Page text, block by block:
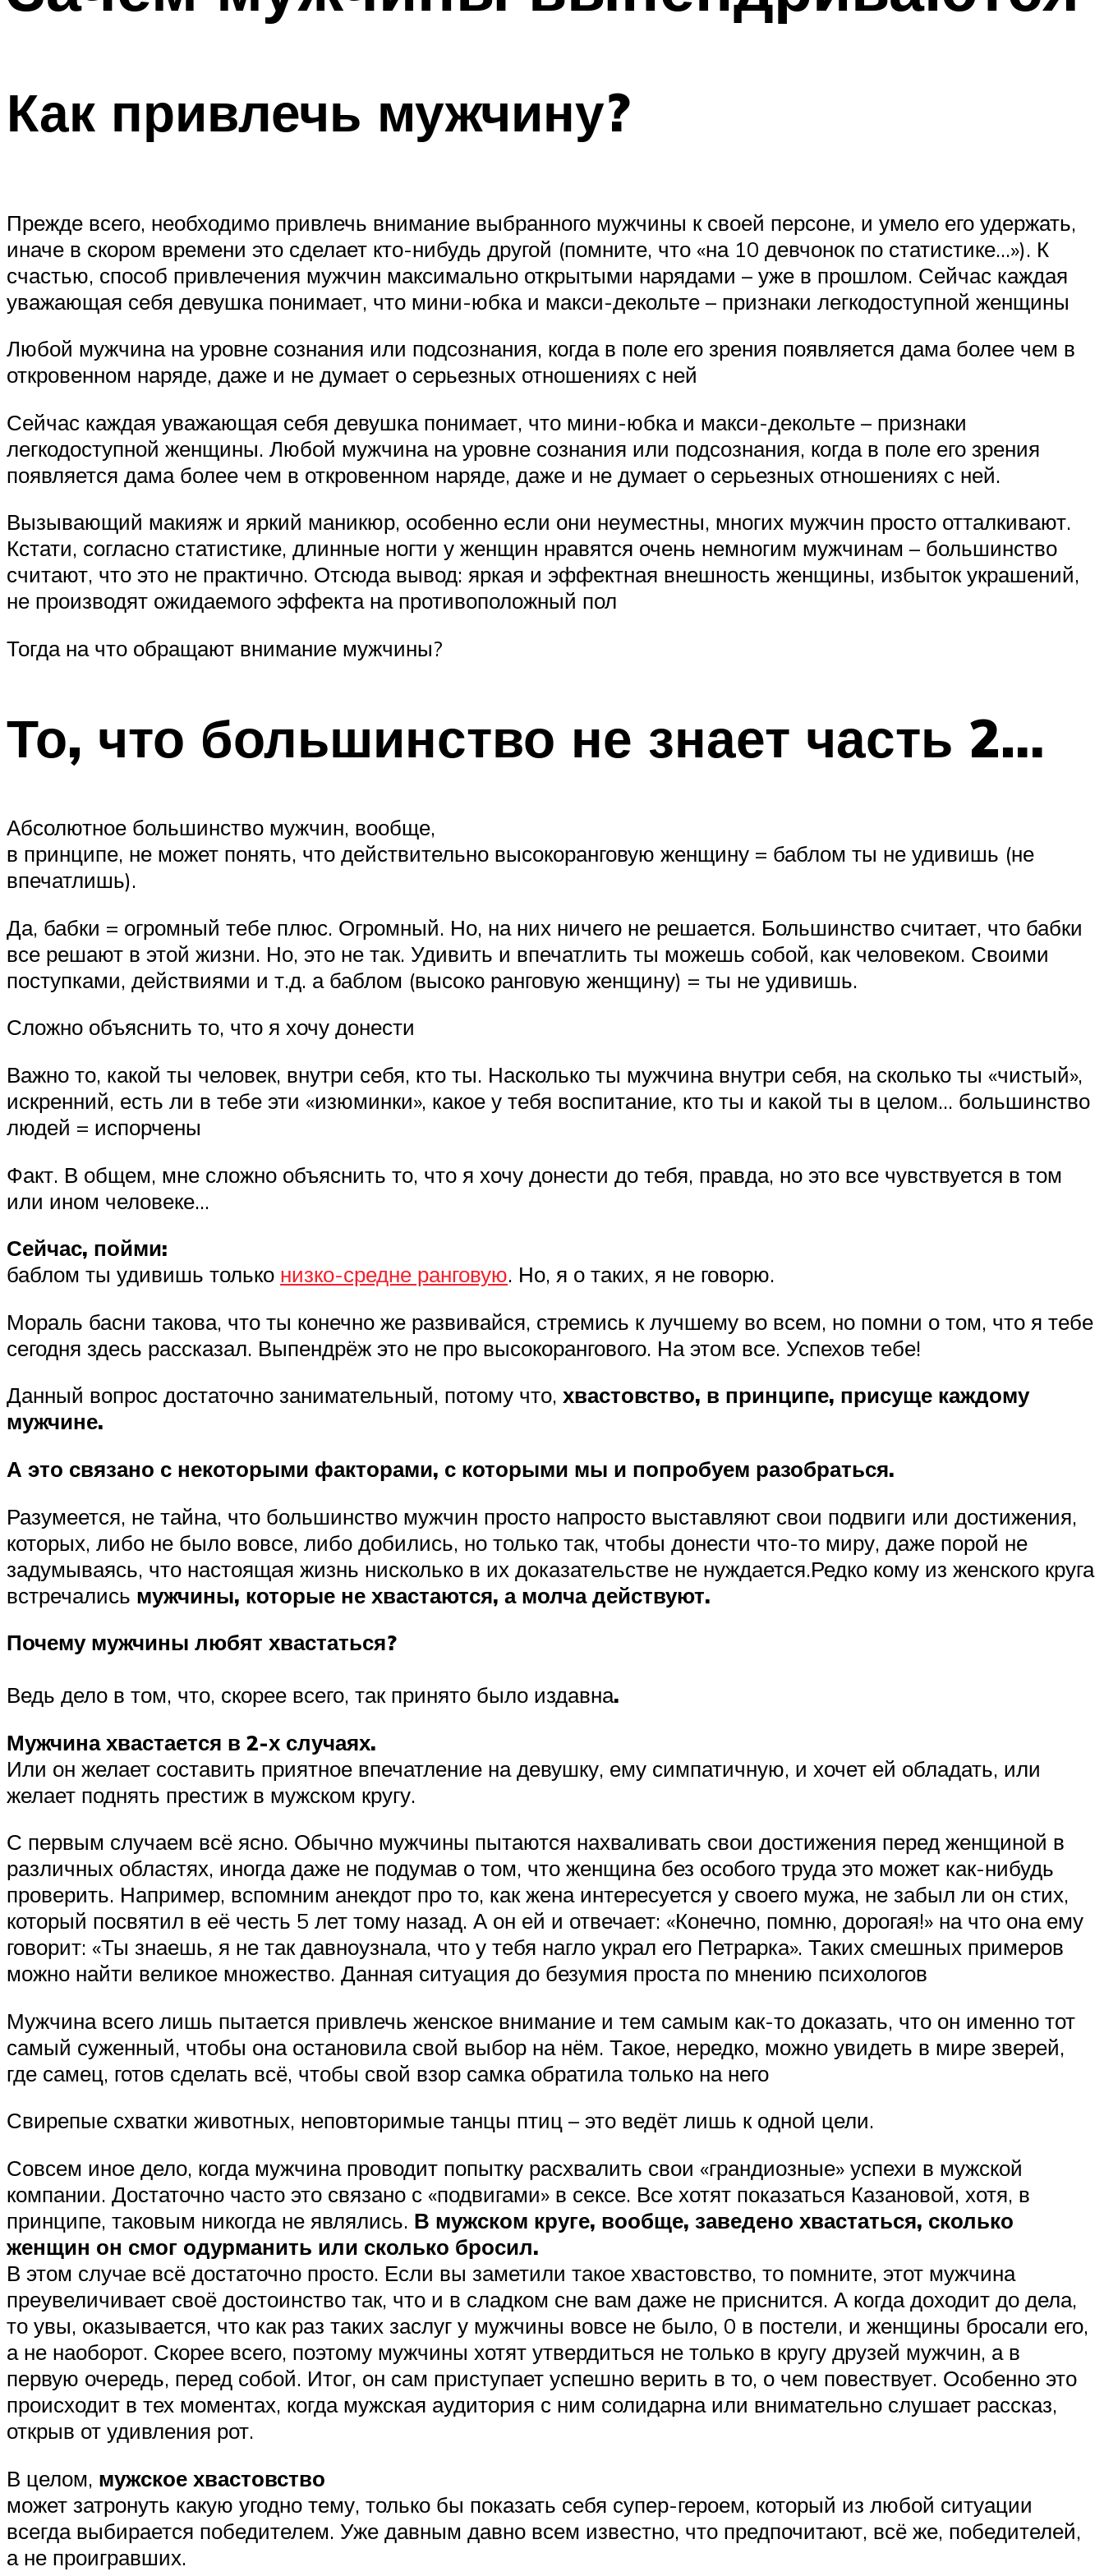
Как привлечь мужчину?
Прежде всего, необходимо привлечь внимание выбранного мужчины к своей персоне, и умело его удержать,
иначе в скором времени это сделает кто-нибудь другой (помните, что «на 10 девчонок по статистике…»). К
счастью, способ привлечения мужчин максимально открытыми нарядами – уже в прошлом. Сейчас каждая
уважающая себя девушка понимает, что мини-юбка и макси-декольте – признаки легкодоступной женщины
Любой мужчина на уровне сознания или подсознания, когда в поле его зрения появляется дама более чем в
откровенном наряде, даже и не думает о серьезных отношениях с ней
Сейчас каждая уважающая себя девушка понимает, что мини-юбка и макси-декольте – признаки
легкодоступной женщины. Любой мужчина на уровне сознания или подсознания, когда в поле его зрения
появляется дама более чем в откровенном наряде, даже и не думает о серьезных отношениях с ней.
Вызывающий макияж и яркий маникюр, особенно если они неуместны, многих мужчин просто отталкивают.
Кстати, согласно статистике, длинные ногти у женщин нравятся очень немногим мужчинам – большинство
считают, что это не практично. Отсюда вывод: яркая и эффектная внешность женщины, избыток украшений,
не производят ожидаемого эффекта на противоположный пол
Тогда на что обращают внимание мужчины?
То, что большинство не знает часть 2…
Абсолютное большинство мужчин, вообще,
в принципе, не может понять, что действительно высокоранговую женщину = баблом ты не удивишь (не
впечатлишь).
Да, бабки = огромный тебе плюс. Огромный. Но, на них ничего не решается. Большинство считает, что бабки
все решают в этой жизни. Но, это не так. Удивить и впечатлить ты можешь собой, как человеком. Своими
поступками, действиями и т.д. а баблом (высоко ранговую женщину) = ты не удивишь.
Сложно объяснить то, что я хочу донести
Важно то, какой ты человек, внутри себя, кто ты. Насколько ты мужчина внутри себя, на сколько ты «чистый»,
искренний, есть ли в тебе эти «изюминки», какое у тебя воспитание, кто ты и какой ты в целом… большинство
людей = испорчены
Факт. В общем, мне сложно объяснить то, что я хочу донести до тебя, правда, но это все чувствуется в том
или ином человеке…
Сейчас, пойми:
баблом ты удивишь только низко-средне ранговую. Но, я о таких, я не говорю.
Мораль басни такова, что ты конечно же развивайся, стремись к лучшему во всем, но помни о том, что я тебе
сегодня здесь рассказал. Выпендрёж это не про высокорангового. На этом все. Успехов тебе!
Данный вопрос достаточно занимательный, потому что, хвастовство, в принципе, присуще каждому
мужчине.
А это связано с некоторыми факторами, с которыми мы и попробуем разобраться.
Разумеется, не тайна, что большинство мужчин просто напросто выставляют свои подвиги или достижения,
которых, либо не было вовсе, либо добились, но только так, чтобы донести что-то миру, даже порой не
задумываясь, что настоящая жизнь нисколько в их доказательстве не нуждается.Редко кому из женского круга
встречались мужчины, которые не хвастаются, а молча действуют.
Почему мужчины любят хвастаться?
Ведь дело в том, что, скорее всего, так принято было издавна.
Мужчина хвастается в 2-х случаях.
Или он желает составить приятное впечатление на девушку, ему симпатичную, и хочет ей обладать, или
желает поднять престиж в мужском кругу.
С первым случаем всё ясно. Обычно мужчины пытаются нахваливать свои достижения перед женщиной в
различных областях, иногда даже не подумав о том, что женщина без особого труда это может как-нибудь
проверить. Например, вспомним анекдот про то, как жена интересуется у своего мужа, не забыл ли он стих,
который посвятил в её честь 5 лет тому назад. А он ей и отвечает: «Конечно, помню, дорогая!» на что она ему
говорит: «Ты знаешь, я не так давноузнала, что у тебя нагло украл его Петрарка». Таких смешных примеров
можно найти великое множество. Данная ситуация до безумия проста по мнению психологов
Мужчина всего лишь пытается привлечь женское внимание и тем самым как-то доказать, что он именно тот
самый суженный, чтобы она остановила свой выбор на нём. Такое, нередко, можно увидеть в мире зверей,
где самец, готов сделать всё, чтобы свой взор самка обратила только на него
Свирепые схватки животных, неповторимые танцы птиц – это ведёт лишь к одной цели.
Совсем иное дело, когда мужчина проводит попытку расхвалить свои «грандиозные» успехи в мужской
компании. Достаточно часто это связано с «подвигами» в сексе. Все хотят показаться Казановой, хотя, в
принципе, таковым никогда не являлись. В мужском круге, вообще, заведено хвастаться, сколько
женщин он смог одурманить или сколько бросил.
В этом случае всё достаточно просто. Если вы заметили такое хвастовство, то помните, этот мужчина
преувеличивает своё достоинство так, что и в сладком сне вам даже не приснится. А когда доходит до дела,
то увы, оказывается, что как раз таких заслуг у мужчины вовсе не было, 0 в постели, и женщины бросали его,
а не наоборот. Скорее всего, поэтому мужчины хотят утвердиться не только в кругу друзей мужчин, а в
первую очередь, перед собой. Итог, он сам приступает успешно верить в то, о чем повествует. Особенно это
происходит в тех моментах, когда мужская аудитория с ним солидарна или внимательно слушает рассказ,
открыв от удивления рот.
В целом, мужское хвастовство
может затронуть какую угодно тему, только бы показать себя супер-героем, который из любой ситуации
всегда выбирается победителем. Уже давным давно всем известно, что предпочитают, всё же, победителей,
а не проигравших.